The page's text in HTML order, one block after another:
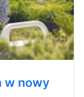
w nowy